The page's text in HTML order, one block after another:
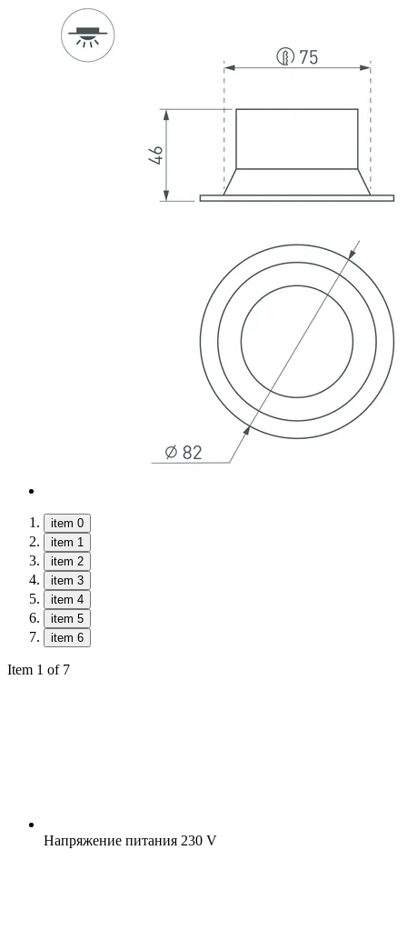
item 0
item 1
item 2
item 3
item 4
item 5
item 6
Item 1 of 7
Напряжение питания 230 V